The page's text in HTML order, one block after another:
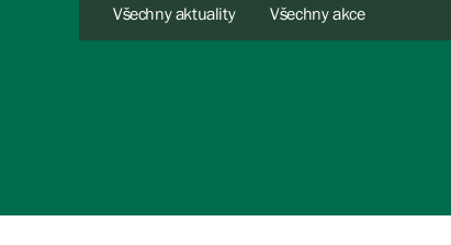
Všechny aktuality Všechny akce